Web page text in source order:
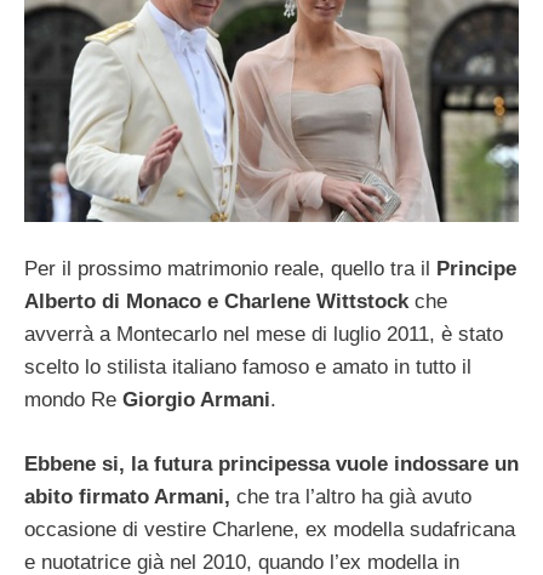
Per il prossimo matrimonio reale, quello tra il
Principe
Alberto di Monaco e Charlene Wittstock che
avverrà a Montecarlo nel mese di luglio 2011, è stato
scelto lo stilista italiano famoso e amato in tutto il
mondo Re Giorgio Armani.
Ebbene si, la futura principessa vuole indossare un
abito firmato Armani, che tra l’altro ha già avuto
occasione di vestire Charlene, ex modella sudafricana
e nuotatrice già nel 2010, quando l’ex modella in